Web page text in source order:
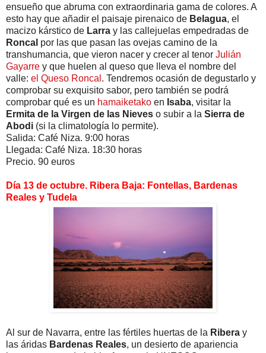
ensueño que abruma con extraordinaria gama de colores. A
esto hay que añadir el paisaje pirenaico de Belagua, el
macizo kárstico de Larra y las callejuelas empedradas de
Roncal por las que pasan las ovejas camino de la
transhumancia, que vieron nacer y crecer al tenor Julián
Gayarre y que huelen al queso que lleva el nombre del
valle: el Queso Roncal . Tendremos ocasión de degustarlo y
comprobar su exquisito sabor, pero también se podrá
comprobar qué es un hamaiketako en Isaba, visitar la
Ermita de la Virgen de las Nieves o subir a la Sierra de
Abodi (si la climatología lo permite).
Salida: Café Niza. 9:00 horas
Llegada: Café Niza. 18:30 horas
Precio. 90 euros
Día 13 de octubre. Ribera Baja: Fontellas, Bardenas
Reales y Tudela
Al sur de Navarra, entre las fértiles huertas de la Ribera y
las áridas Bardenas Reales, un desierto de apariencia